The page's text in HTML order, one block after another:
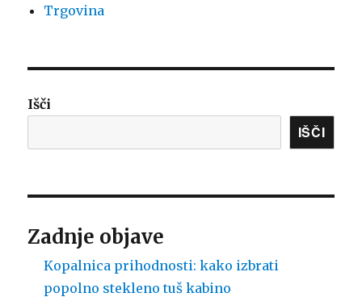
Trgovina
Išči
IŠČI
Zadnje objave
Kopalnica prihodnosti: kako izbrati
popolno stekleno tuš kabino